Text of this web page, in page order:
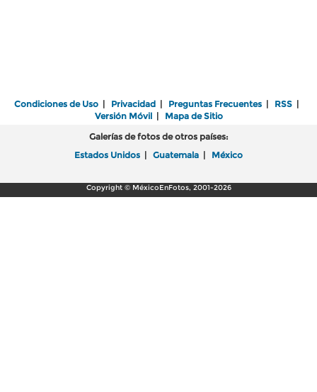
Condiciones de Uso | Privacidad | Preguntas Frecuentes | RSS |
Versión Móvil| Mapa de Sitio
Galerías de fotos de otros países:
Estados Unidos | Guatemala | México
Copyright © MéxicoEnFotos, 2001-2026